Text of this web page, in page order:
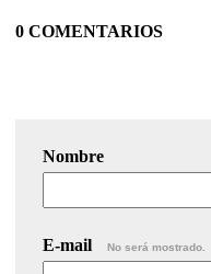
0 COMENTARIOS
Nombre
E-mail No será mostrado.